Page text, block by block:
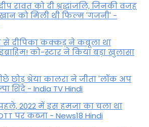
रावत को दी श्रद्धांजलि, जिनकी वजह
को मिली थी फिल्म 'गजनी' -
से दीपिका कक्कड़ ने कबूला था
को-स्टार ने किया बड़ा खुलासा
छोड़ श्रेया कालरा ने जीता 'लॉक अप
शिंदे - India TV Hindi
2022 में इस हमजा का चला था
पर कब्जा - News18 Hindi